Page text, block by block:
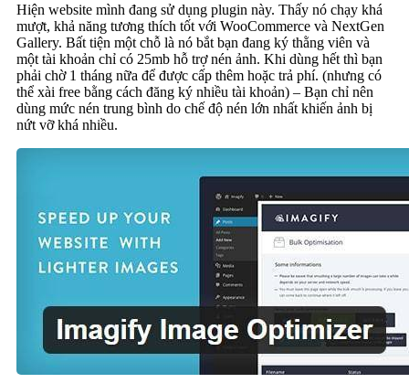
Hiện website mình đang sử dụng plugin này. Thấy nó chạy khá
mượt, khả năng tương thích tốt với WooCommerce và NextGen
Gallery. Bất tiện một chỗ là nó bắt bạn đang ký thằng viên và
một tài khoản chỉ có 25mb hỗ trợ nén ảnh. Khi dùng hết thì bạn
phải chờ 1 tháng nữa để được cấp thêm hoặc trả phí. (nhưng có
thể xài free bằng cách đăng ký nhiều tài khoản) – Bạn chỉ nên
dùng mức nén trung bình do chế độ nén lớn nhất khiến ảnh bị
nứt vỡ khá nhiều.